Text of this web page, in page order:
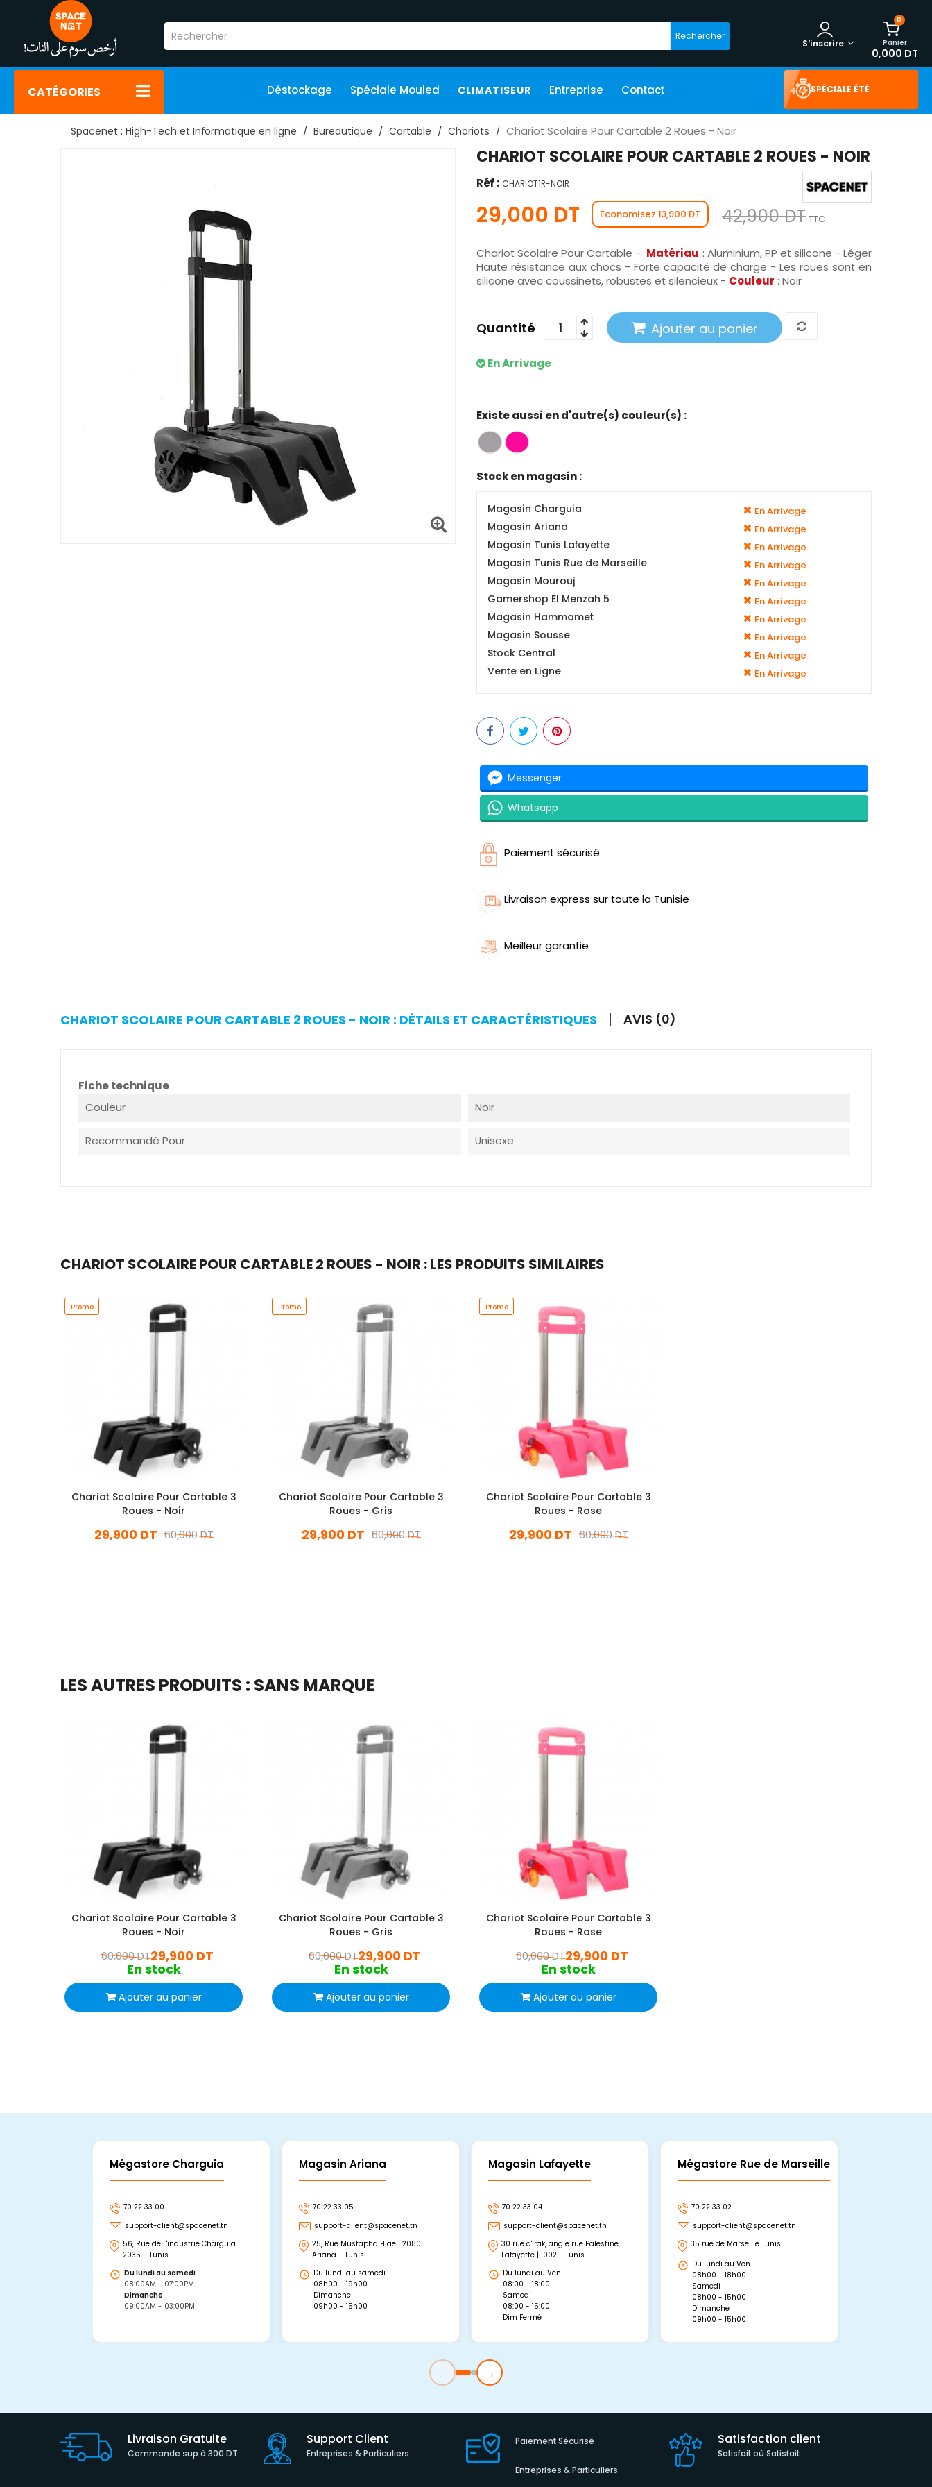
Rechercher
0
Panier
0,000 DT
S'inscrire
CATÉGORIES Déstockage Spéciale Mouled CLIMATISEUR Entreprise Contact SPÉCIALE ÉTÉ
Spacenet : High-Tech et Informatique en ligne Bureautique Cartable Chariots Chariot Scolaire Pour Cartable 2 Roues - Noir
CHARIOT SCOLAIRE POUR CARTABLE 2 ROUES - NOIR
Réf : CHARIOT1R-NOIR
29,000 DT Économisez 13,900 DT 42,900 DT TTC
Chariot Scolaire Pour Cartable - Matériau : Aluminium, PP et silicone - Léger
Haute résistance aux chocs - Forte capacité de charge - Les roues sont en
silicone avec coussinets, robustes et silencieux - Couleur : Noir
Quantité Ajouter au panier
En Arrivage
Existe aussi en d'autre(s) couleur(s) :
Stock en magasin :
Magasin Charguia En Arrivage
Magasin Ariana En Arrivage
Magasin Tunis Lafayette En Arrivage
Magasin Tunis Rue de Marseille En Arrivage
Magasin Mourouj En Arrivage
Gamershop El Menzah 5 En Arrivage
Magasin Hammamet En Arrivage
Magasin Sousse En Arrivage
Stock Central En Arrivage
Vente en Ligne En Arrivage
Messenger
Whatsapp
Paiement sécurisé
Livraison express sur toute la Tunisie
Meilleur garantie
CHARIOT SCOLAIRE POUR CARTABLE 2 ROUES - NOIR : DÉTAILS ET CARACTÉRISTIQUES AVIS (0)
Fiche technique
Couleur
Noir
Recommandé Pour Unisexe
CHARIOT SCOLAIRE POUR CARTABLE 2 ROUES - NOIR : LES PRODUITS SIMILAIRES
Promo
Chariot Scolaire Pour Cartable 3
Roues - Noir
60,000 DT
29,900 DT
Promo
Chariot Scolaire Pour Cartable 3
Roues - Gris
60,000 DT
29,900 DT
Promo
Chariot Scolaire Pour Cartable 3
Roues - Rose
60,000 DT
29,900 DT
LES AUTRES PRODUITS : SANS MARQUE
Chariot Scolaire Pour Cartable 3
Roues - Noir
29,900 DT
60,000 DT
En stock
Ajouter au panier
Chariot Scolaire Pour Cartable 3
Roues - Gris
29,900 DT
60,000 DT
En stock
Ajouter au panier
Chariot Scolaire Pour Cartable 3
Roues - Rose
29,900 DT
60,000 DT
En stock
Ajouter au panier
Mégastore Charguia
70 22 33 00
support-client@spacenet.tn
56, Rue de L'industrie Charguia I
2035 - Tunis
Du lundi au samedi
08:00AM - 07:00PM
Dimanche
09:00AM - 03:00PM
Magasin Ariana
70 22 33 05
support-client@spacenet.tn
25, Rue Mustapha Hjaeij 2080
Ariana - Tunis
Du lundi au samedi
08h00 - 19h00
Dimanche
09h00 - 15h00
Magasin Lafayette
70 22 33 04
support-client@spacenet.tn
30 rue d'Irak, angle rue Palestine,
Lafayette | 1002 - Tunis
Du lundi au Ven
08:00 - 18:00
Samedi
08:00 - 15:00
Dim Fermé
Mégastore Rue de Marseille
70 22 33 02
support-client@spacenet.tn
35 rue de Marseille Tunis
Du lundi au Ven
08h00 - 18h00
Samedi
08h00 - 15h00
Dimanche
09h00 - 15h00
← →
Livraison Gratuite
Commande sup à 300 DT
Support Client
Entreprises & Particuliers
Paiement Sécurisé
Entreprises & Particuliers
Satisfaction client
Satisfait où Satisfait